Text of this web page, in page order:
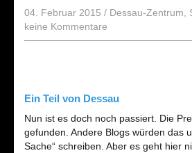
04. Februar 2015 / Dessau-Zentrum
keine Kommentare
Ein Teil von Dessau
Nun ist es doch noch passiert. Die
gefunden. Andere Blogs würden das
Sache“ schreiben. Aber es geht hier